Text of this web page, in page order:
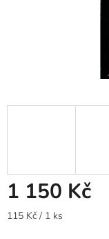
1 150 Kč
Měrná
115 Kč / 1 ks